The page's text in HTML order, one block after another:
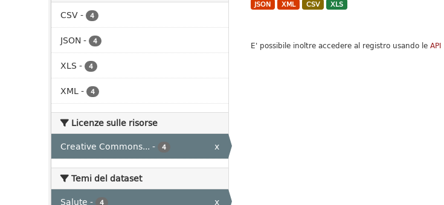
CSV- 4
JSON - 4
XLS - 4
XML- 4
Licenze sulle risorse
Creative Commons... - 4 x
Temi del dataset
Salute - 4 x
JSON XML CSV XLS
E' possibile inoltre accedere al registro usando le API